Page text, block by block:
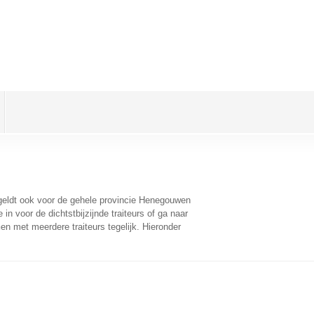
ook voor de gehele provincie Henegouwen
in voor de dichtstbijzijnde traiteurs of ga naar
met meerdere traiteurs tegelijk. Hieronder